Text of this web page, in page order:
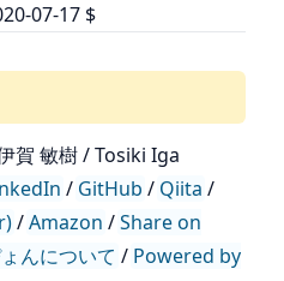
07-17 $
賀 敏樹 / Tosiki Iga
/ GitHub / Qiita /
/Amazon /Share on
んについて / Powered by